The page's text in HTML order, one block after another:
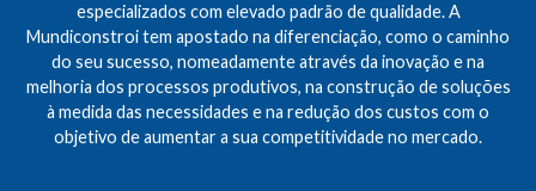
especializados com elevado padrão de qualidade. A
Mundiconstroi tem apostado na diferenciação, como o caminho
do seu sucesso, nomeadamente através da inovação e na
melhoria dos processos produtivos, na construção de soluções
à medida das necessidades e na redução dos custos com o
objetivo de aumentar a sua competitividade no mercado.